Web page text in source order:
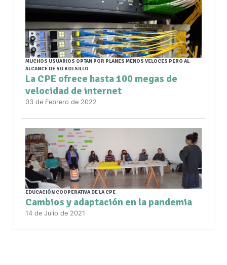
MUCHOS USUARIOS OPTAN POR PLANES MENOS VELOCES PERO AL
ALCANCE DE SU BOLSILLO
La CPE ofrece hasta 100 megas de
velocidad de internet
03 de Febrero de 2022
EDUCACIÓN COOPERATIVA DE LA CPE
Cambios y adaptación en la pandemia
14 de Julio de 2021